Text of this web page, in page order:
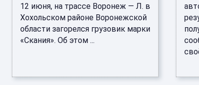
12 июня, на трассе Воронеж — Л. в
Хохольском районе Воронежской
области загорелся грузовик марки
«Скания». Об этом ...